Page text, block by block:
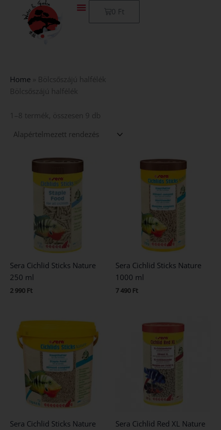
0 Ft
Kosár
Home
Bölcsőszájú halfélék
Bölcsőszájú halfélék
1–8 termék, összesen 9 db
Sera Cichlid Sticks Nature
250 ml
2 990 Ft
Sera Cichlid Sticks Nature
1000 ml
7 490 Ft
Sera Cichlid Sticks Nature
Sera Cichlid Red XL Nature